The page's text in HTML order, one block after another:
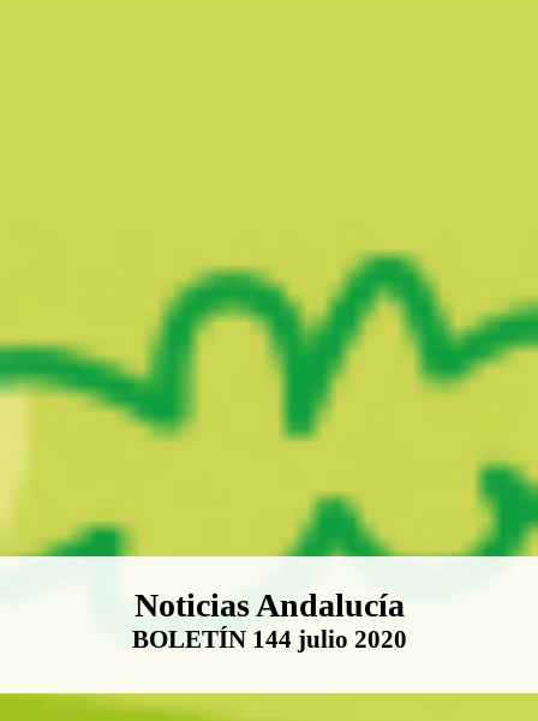
Boletín Noticias Andalucía
Noticias Andalucía
BOLETÍN 144 julio 2020